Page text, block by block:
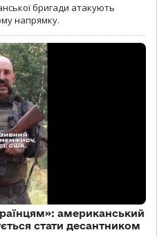
бригади атакують
напрямку.
американський
стати десантником